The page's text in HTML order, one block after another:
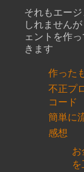
それもエー
しれません
ェントを作
きます
作った
不正プ
コード
簡単に
感想
お